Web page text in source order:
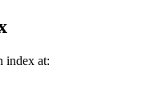
index at: